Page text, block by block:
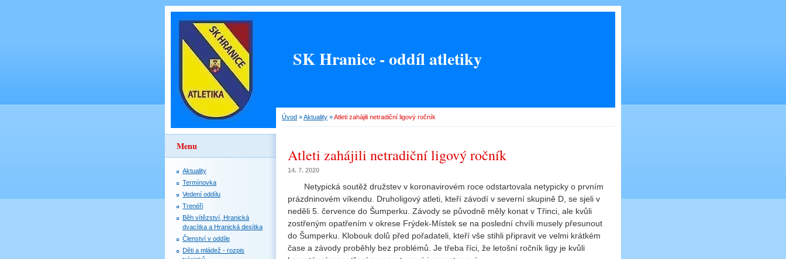
SK Hranice - oddíl atletiky
Úvod »Aktuality »Atleti zahájili netradiční ligový ročník
Atleti zahájili netradiční ligový ročník
14. 7. 2020
Netypická soutěž družstev v koronavirovém roce odstartovala netypicky o prvním
prázdninovém víkendu. Druholigový atleti, kteří závodí v severní skupině D, se sjeli v
neděli 5. července do Šumperku. Závody se původně měly konat v Třinci, ale kvůli
zostřeným opatřením v okrese Frýdek-Místek se na poslední chvíli musely přesunout
do Šumperku. Klobouk dolů před pořadateli, kteří vše stihli připravit ve velmi krátkém
čase a závody proběhly bez problémů. Je třeba říci, že letošní ročník ligy je kvůli
Menu
Aktuality
Termínovka
Vedení oddílu
Trenéři
Běh vítězství, Hranická
dvacítka a Hranická desítka
Členství v oddíle
Děti a mládež - rozpis